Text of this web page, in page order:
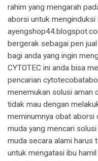
rahim yang mengarah
aborsi untuk menginduksi
bergerak sebagai pen
bagi anda yang ingin
CYTOTEC ini anda bisa
pencarian
menemukan solusi aman
tidak mau dengan
meminumnya obat aborsi
muda yang mencari
muda secara alami harus
untuk mengatasi ibu